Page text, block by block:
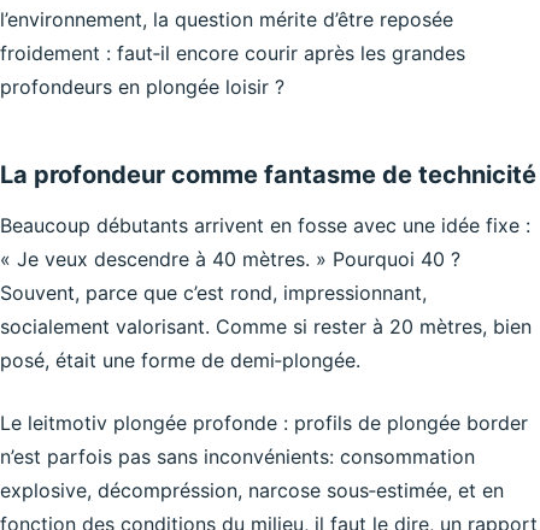
l’environnement, la question mérite d’être reposée
froidement : faut‑il encore courir après les grandes
profondeurs en plongée loisir ?
La profondeur comme fantasme de technicité
Beaucoup débutants arrivent en fosse avec une idée fixe :
« Je veux descendre à 40 mètres. » Pourquoi 40 ?
Souvent, parce que c’est rond, impressionnant,
socialement valorisant. Comme si rester à 20 mètres, bien
posé, était une forme de demi‑plongée.
Le leitmotiv plongée profonde : profils de plongée border
n’est parfois pas sans inconvénients: consommation
explosive, décompréssion, narcose sous‑estimée, et en
fonction des conditions du milieu, il faut le dire, un rapport